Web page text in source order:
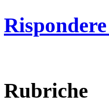
Rubriche